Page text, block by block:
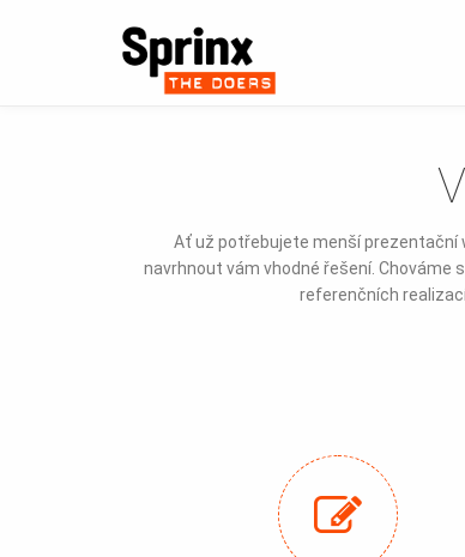
Ať už potřebujete menší prezentační
navrhnout vám vhodné řešení. Chováme
referenčních